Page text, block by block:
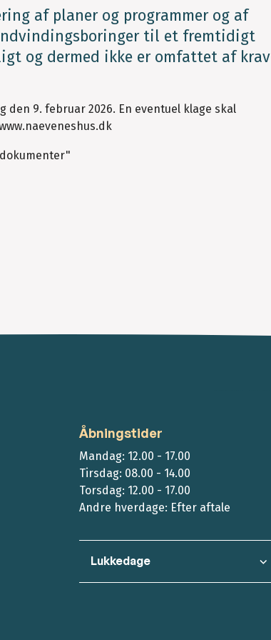
af planer og programmer og af
til et fremtidigt
og dermed ikke er omfattet af krav
9. februar 2026. En eventuel klage skal
Åbningstider
Mandag: 12.00 - 17.00
Tirsdag: 08.00 - 14.00
Torsdag: 12.00 - 17.00
Andre hverdage: Efter aftale
Lukkedage